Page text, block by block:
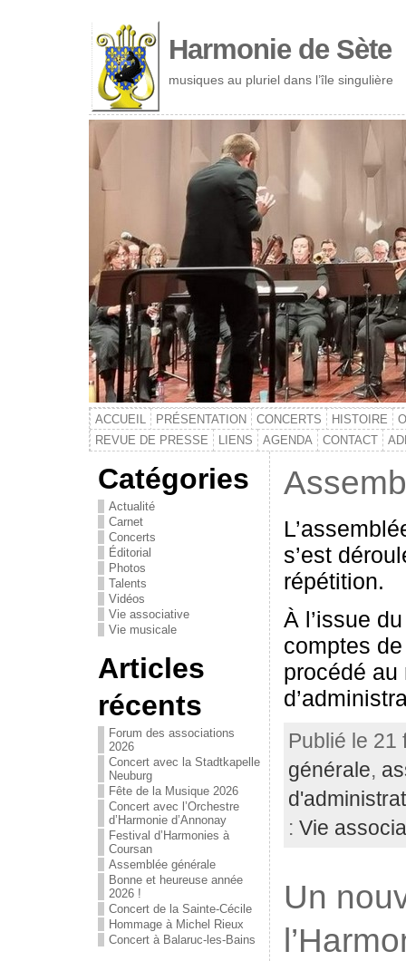
Harmonie de Sète
musiques au pluriel dans l’île singulière
ACCUEIL PRÉSENTATION CONCERTS HISTOIRE
REVUE DE PRESSE
LIENS AGENDA CONTACT
Catégories
Actualité
Carnet
Concerts
Éditorial
Photos
Talents
Vidéos
Vie associative
Vie musicale
Articles
récents
Forum des associations
2026
Concert avec la Stadtkapelle
Neuburg
Fête de la Musique 2026
Concert avec l’Orchestre
d’Harmonie d’Annonay
Festival d’Harmonies à
Coursan
Assemblée générale
Bonne et heureuse année
2026 !
Concert de la Sainte-Cécile
Hommage à Michel Rieux
Concert à Balaruc-les-Bains
s’est
répétition.
À l’issue
comptes
procédé
Publié le
générale,
: Vie
Un